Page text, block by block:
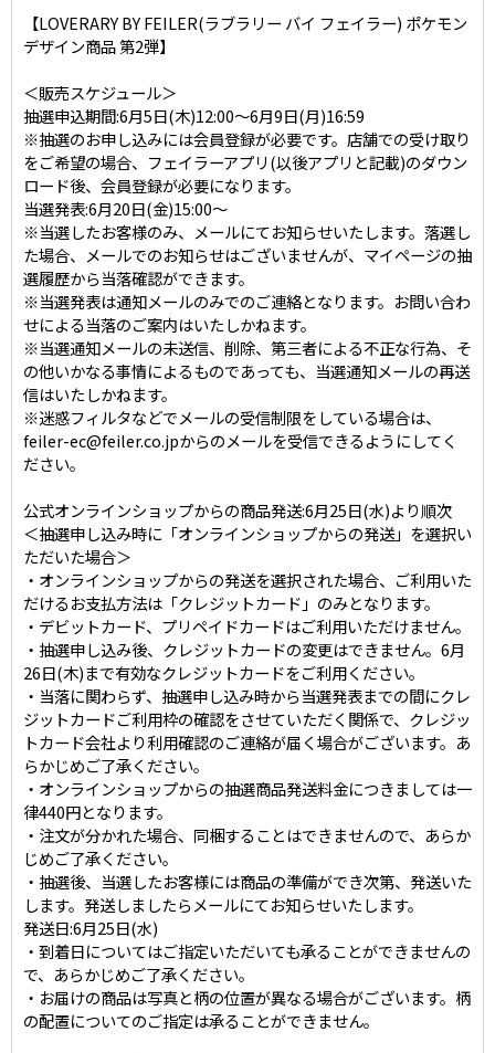
【LOVERARY BY FEILER(ラブラリー バイ フェイラー) ポケモン
デザイン商品 第2弾】
＜販売スケジュール＞
抽選申込期間:6月5日(木)12:00～6月9日(月)16:59
※抽選のお申し込みには会員登録が必要です。店舗での受け取り
をご希望の場合、フェイラーアプリ(以後アプリと記載)のダウン
ロード後、会員登録が必要になります。
当選発表:6月20日(金)15:00～
※当選したお客様のみ、メールにてお知らせいたします。落選し
た場合、メールでのお知らせはございませんが、マイページの抽
選履歴から当落確認ができます。
※当選発表は通知メールのみでのご連絡となります。お問い合わ
せによる当落のご案内はいたしかねます。
※当選通知メールの未送信、削除、第三者による不正な行為、そ
の他いかなる事情によるものであっても、当選通知メールの再送
信はいたしかねます。
※迷惑フィルタなどでメールの受信制限をしている場合は、
feiler-ec@feiler.co.jpからのメールを受信できるようにしてく
ださい。
公式オンラインショップからの商品発送:6月25日(水)より順次
＜抽選申し込み時に「オンラインショップからの発送」を選択い
ただいた場合＞
・オンラインショップからの発送を選択された場合、ご利用いた
だけるお支払方法は「クレジットカード」のみとなります。
・デビットカード、プリペイドカードはご利用いただけません。
・抽選申し込み後、クレジットカードの変更はできません。6月
26日(木)まで有効なクレジットカードをご利用ください。
・当落に関わらず、抽選申し込み時から当選発表までの間にクレ
ジットカードご利用枠の確認をさせていただく関係で、クレジッ
トカード会社より利用確認のご連絡が届く場合がございます。あ
らかじめご了承ください。
・オンラインショップからの抽選商品発送料金につきましては一
律440円となります。
・注文が分かれた場合、同梱することはできませんので、あらか
じめご了承ください。
・抽選後、当選したお客様には商品の準備ができ次第、発送いた
します。発送しましたらメールにてお知らせいたします。
発送日:6月25日(水)
・到着日についてはご指定いただいても承ることができませんの
で、あらかじめご了承ください。
・お届けの商品は写真と柄の位置が異なる場合がございます。柄
の配置についてのご指定は承ることができません。